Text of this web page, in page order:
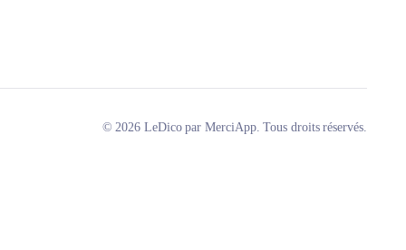
© 2026 LeDico par MerciApp. Tous droits réservés.